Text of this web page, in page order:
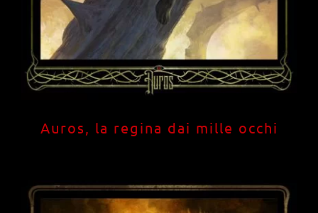
Auros, la regina dai mille occhi